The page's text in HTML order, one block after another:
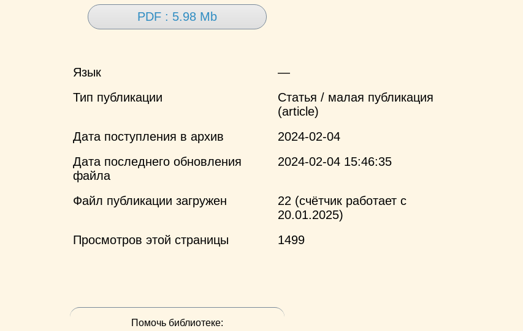
PDF : 5.98 Mb
Язык
—
Тип публикации
Статья / малая публикация
(article)
Дата поступления в архив
2024-02-04
Дата последнего обновления
файла
2024-02-04 15:46:35
Файл публикации загружен
22 (счётчик работает с
20.01.2025)
Просмотров этой страницы
1499
Помочь библиотеке: